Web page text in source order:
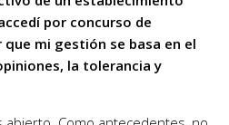
por concurso de
mi gestión se basa en el
la tolerancia y